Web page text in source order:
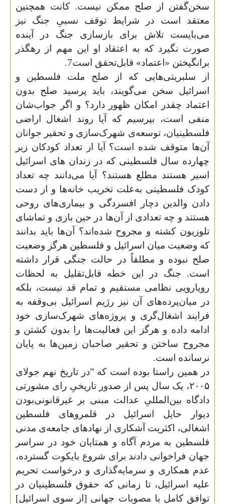
سخن‌گفتن از صلح ممکن نیست. کانت همچنین
معتقد است در شرایط توقف نسبیِ جنگ نیز
می‌بایست تلاش برای بازسازی جنگ در آینده
صورت نگیرد که به اعتقاد او این مهم از رهگذر
برانگیختن «اعتماد» قابل‌تحقق است7.
از سلبریتی‌هایی که از صلح ملت فلسطین و
اسرائیل سخن می‌گویند، باید پرسید صلح بدون
اعتماد چقدر امکان ظهور دارد؟ و اگر جواب‌شان
منفی است، بپرسیم که آیا روند اشغال اراضی
فلسطینیان، توسعه‌ی شهرک‌سازی و تحقیر جوانان
آن‌ها متوقف شده است؟‌ آیا از تعداد کودکان زیر
چهارده سال فلسطینی که در زندان های اسرائیل
اسیر هستند مطلع هستند؟‌ آیا می‌دانند چه تعداد
کودک فلسطینی به‌علت تخریب خانه‌ها و از دست
دادن والدین دچار افسردگی و بیماری‌های روحی
هستند و چه تعدادی از آن‌ها در حین بازی و تماشای
تلوزیون کشته و مجروح شده‌اند؟ آن‌ها باید بدانند
که وضعیت میان اسرائیل و فلسطین هرگز وضعیت
صلح نبوده و مطلقاً در حالت جنگی قرار داشته
است. جنگ در این خطه قابل‌تقلیل به لحظات
رویارویی نظامی مستقیم و تمام قد نیست، بلکه
در میان‌پرده‌های آن نیز رژیم اسرائیل بی‌وقفه به
فرایند اشغال‌گری و پروژه‌های شهرک‌سازی خود
ادامه داده و هرگز این فعالیت‌ها را بدون کشتن و
مجروح ساختن و تحقیر صاحبان زمین‌ها به پایان
نرسانده است.
در همین راستا بوده است که ”در تاریخ نهم جولای
۲۰۰۵، یک سال پس از صدور تاریخیِ رای مشورتی
دادگاه بین‌المللیِ عدالت مبنی بر غیرقانونی‌بودن
دیوار حایل اسرائیل در قلمروهای فلسطین
اشغالی، اکثریت آشکاری از نهادهای جامعه‌ی مدنی
فلسطین به مردم آگاه و همتایان خود در سراسر
جهان فراخوانی دادند برای شروع بایکوت گسترده،
عدم همکاری‌ و سرمایه‌گذاری و درخواست تحریم‌
علیه اسرائیل، تا زمانی که حقوق فلسطینیان در
توافق کامل با مصوبات جهانی [از سوی اسرائیل]